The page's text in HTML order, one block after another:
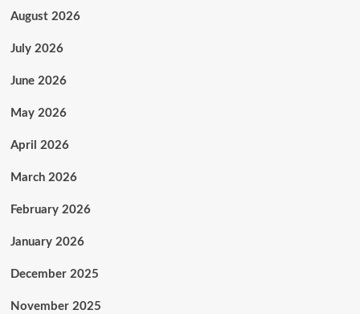
August 2026
July 2026
June 2026
May 2026
April 2026
March 2026
February 2026
January 2026
December 2025
November 2025